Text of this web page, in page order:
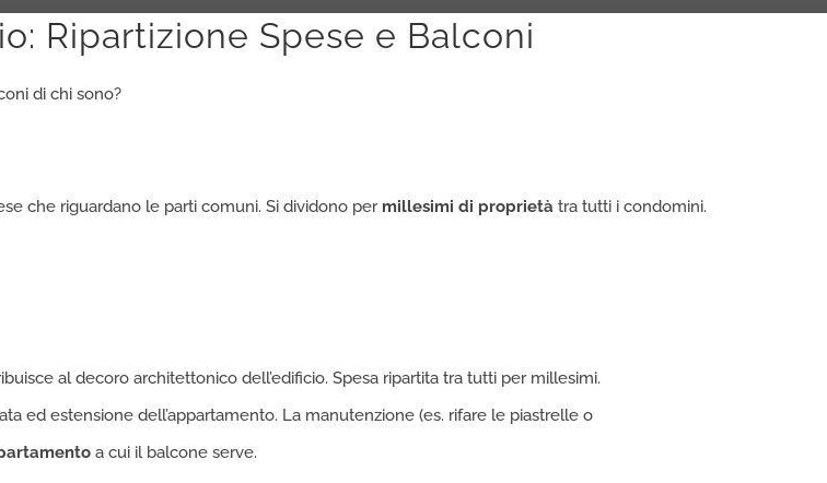
Ripartizione Spese e Balconi
di chi sono?
che riguardano le parti comuni. Si dividono per millesimi di proprietà tra tutti i condomini.
al decoro architettonico dell’edificio. Spesa ripartita tra tutti per millesimi.
ed estensione dell’appartamento. La manutenzione (es. rifare le piastrelle o
a cui il balcone serve.